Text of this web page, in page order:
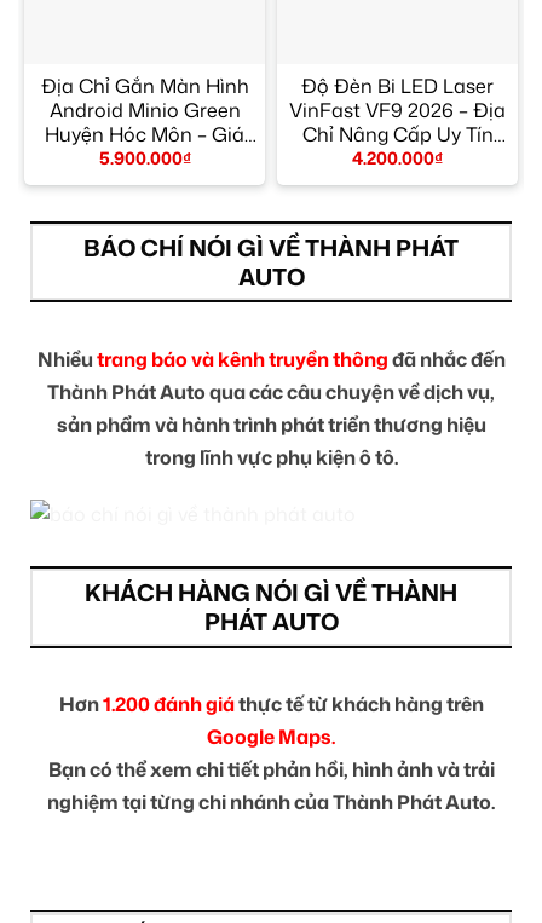
Địa Chỉ Gắn Màn Hình
Android Minio Green
Huyện Hóc Môn – Giá
Tốt TPHCM
5.900.000₫
Độ Đèn Bi LED Laser
VinFast VF9 2026 – Địa
Chỉ Nâng Cấp Uy Tín
TPHCM
4.200.000₫
BÁO CHÍ NÓI GÌ VỀ THÀNH PHÁT
AUTO
Nhiềutrang báo và kênh truyền thôngđã nhắc đến
Thành Phát Auto qua các câu chuyện về dịch vụ,
sản phẩm và hành trình phát triển thương hiệu
trong lĩnh vực phụ kiện ô tô.
KHÁCH HÀNG NÓI GÌ VỀ THÀNH
PHÁT AUTO
Hơn1.200 đánh giáthực tế từ khách hàng trên
Google Maps.
Bạn có thể xem chi tiết phản hồi, hình ảnh và trải
nghiệm tại từng chi nhánh của Thành Phát Auto.